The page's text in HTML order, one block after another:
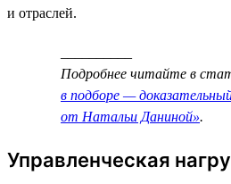
и отраслей.
Подробнее читайте в
в подборе —
от Натальи Даниной».
Управленческая